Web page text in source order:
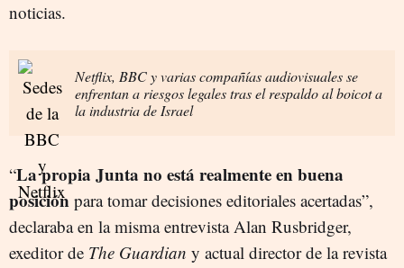
noticias.
Netflix, BBC y varias compañías audiovisuales se
enfrentan a riesgos legales tras el respaldo al boicot a
la industria de Israel
“La propia Junta no está realmente en buena
posición para tomar decisiones editoriales acertadas”,
declaraba en la misma entrevista Alan Rusbridger,
exeditor de The Guardian y actual director de la revista